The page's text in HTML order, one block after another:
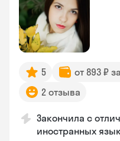
5 от 893 ₽
2 отзыва
Закончила с
иностранных